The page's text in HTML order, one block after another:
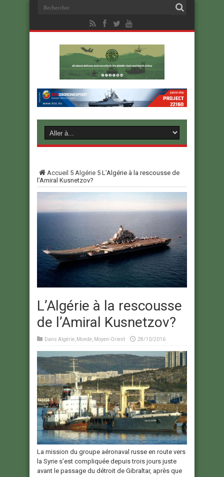
Accueil 5 Algérie 5 L’Algérie à la rescousse de
l’Amiral Kusnetzov?
L’Algérie à la rescousse
de l’Amiral Kusnetzov?
Dans Algérie Monde Moyen-Orient 28/10/2016
La mission du groupe aéronaval russe en route vers
la Syrie s’est compliquée depuis trois jours juste
avant le passage du détroit de Gibraltar, après que